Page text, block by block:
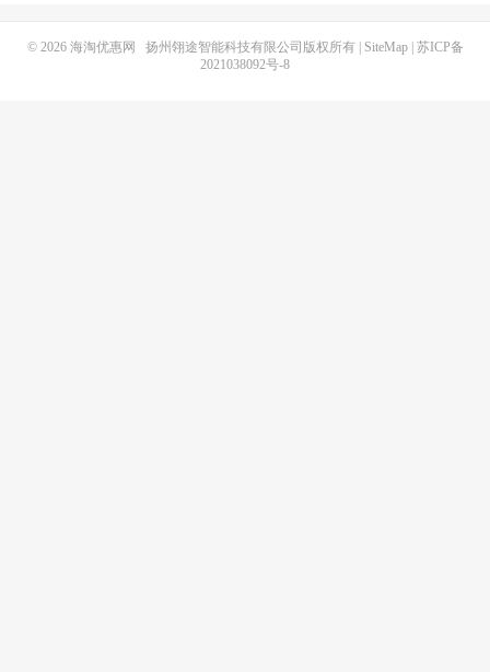
© 2026 海淘优惠网 扬州翎途智能科技有限公司版权所有 | SiteMap| 苏ICP备
2021038092号-8